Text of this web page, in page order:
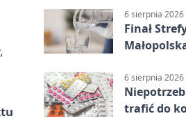
6 sierpnia 2026
Finał
6 sierpnia 2026
trafić do